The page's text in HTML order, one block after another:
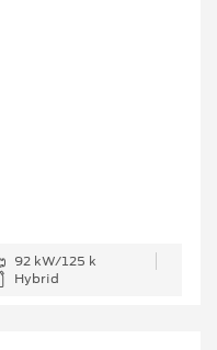
92 kW/125 k
Hybrid